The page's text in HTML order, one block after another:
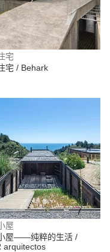
宅
宅 / Behark
屋
屋——纯粹的生活 /
arquitectos